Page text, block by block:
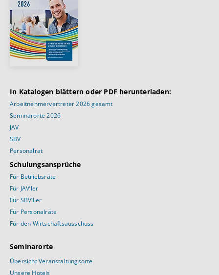
In Katalogen blättern oder PDF herunterladen:
Arbeitnehmervertreter 2026 gesamt
Seminarorte 2026
JAV
SBV
Personalrat
Schulungsansprüche
Für Betriebsräte
Für JAV’ler
Für SBV’Ler
Für Personalräte
Für den Wirtschaftsausschuss
Seminarorte
Übersicht Veranstaltungsorte
Unsere Hotels